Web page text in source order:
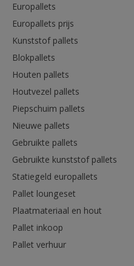
Europallets
Europallets prijs
Kunststof pallets
Blokpallets
Houten pallets
Houtvezel pallets
Piepschuim pallets
Nieuwe pallets
Gebruikte pallets
Gebruikte kunststof pallets
Statiegeld europallets
Pallet loungeset
Plaatmateriaal en hout
Pallet inkoop
Pallet verhuur